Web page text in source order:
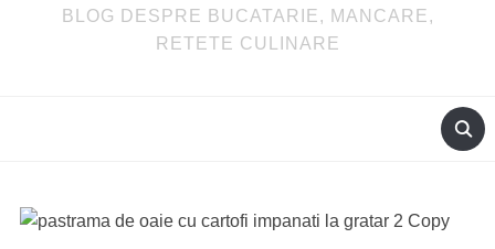
BLOG DESPRE BUCATARIE, MANCARE,
RETETE CULINARE